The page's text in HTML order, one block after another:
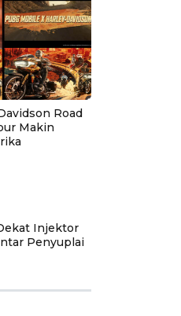
Road
Makin
Injektor
Penyuplai